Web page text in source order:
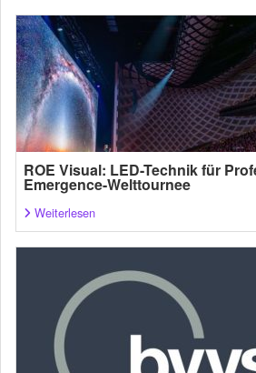
ROE Visual: LED-Technik für
Emergence-Welttournee
Weiterlesen